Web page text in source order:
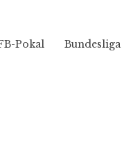
Pokal Bundesliga